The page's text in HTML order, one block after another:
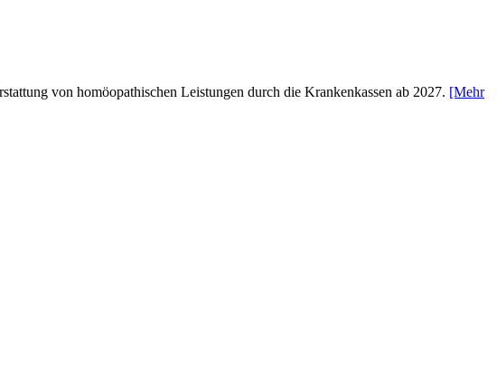
von homöopathischen Leistungen durch die Krankenkassen ab 2027. [Mehr